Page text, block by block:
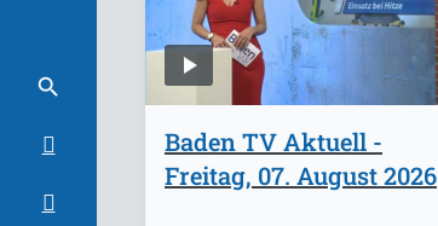
Baden TV Aktuell -
Freitag, 07. August 2026